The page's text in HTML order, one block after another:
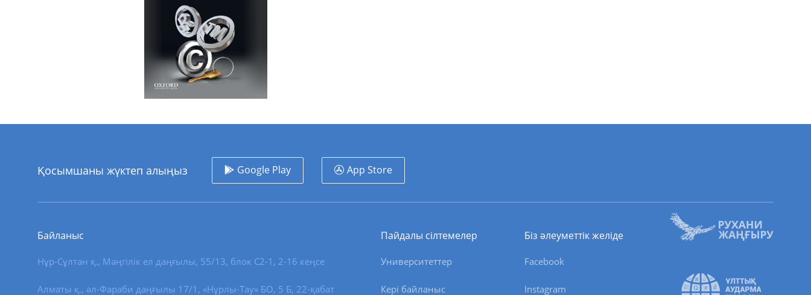
Қосымшаны жүктеп алыңыз Google Play App Store
Байланыс
Нұр-Сұлтан қ., Мәңгілік ел даңғылы, 55/13, блок С2-1, 2-16 кеңсе
Алматы қ., әл-Фараби даңғылы 17/1, «Нұрлы-Тау» БО, 5 Б, 22-қабат
Пайдалы сілтемелер
Университеттер
Кері байланыс
Біз әлеуметтік желіде
Facebook
Instagram